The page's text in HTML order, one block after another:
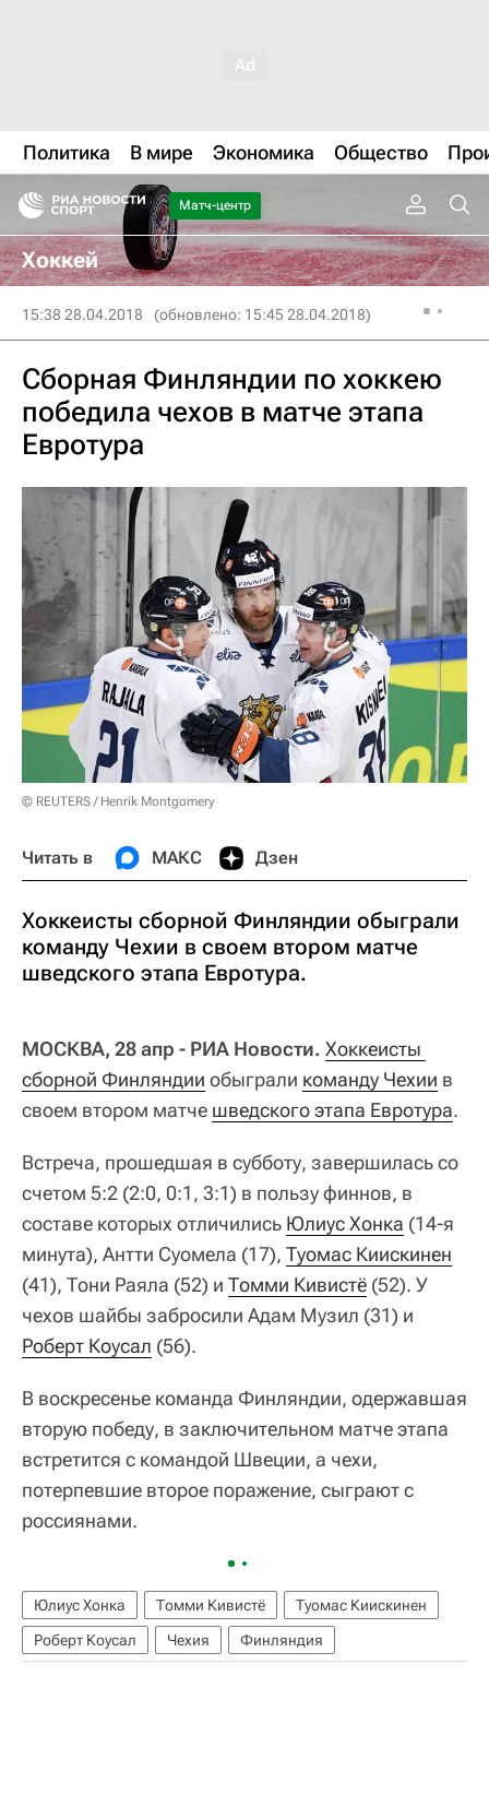
Политика В мире Экономика Общество
Матч-центр
Хоккей
15:38 28.04.2018 (обновлено: 15:45 28.04.2018)
Сборная Финляндии по хоккею
победила чехов в матче этапа
Евротура
© REUTERS / Henrik Montgomery
Читать в МАКС Дзен
Хоккеисты сборной Финляндии обыграли
команду Чехии в своем втором матче
шведского этапа Евротура.
МОСКВА, 28 апр - РИА Новости. Хоккеисты
сборной Финляндии обыграли команду Чехии в
своем втором матче шведского этапа Евротура.
Встреча, прошедшая в субботу, завершилась со
счетом 5:2 (2:0, 0:1, 3:1) в пользу финнов, в
составе которых отличились Юлиус Хонка (14-я
минута), Антти Суомела (17), Туомас Киискинен
(41), Тони Раяла (52) и Томми Кивистё (52). У
чехов шайбы забросили Адам Музил (31) и
Роберт Коусал (56).
В воскресенье команда Финляндии, одержавшая
вторую победу, в заключительном матче этапа
встретится с командой Швеции, а чехи,
потерпевшие второе поражение, сыграют с
россиянами.
Юлиус Хонка Томми Кивистё
Туомас Киискинен
Роберт Коусал
Чехия Финляндия